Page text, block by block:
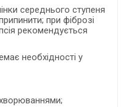
середнього ступеня
при фіброзі
рекомендується
необхідності у